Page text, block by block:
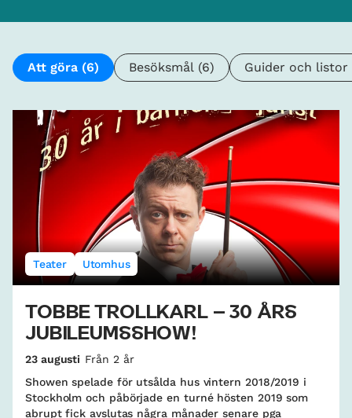
Att göra (6) Besöksmål (6) Guider och listor
Teater Utomhus
TOBBE TROLLKARL – 30 ÅRS
JUBILEUMSSHOW!
23 augusti Från 2 år
Showen spelade för utsålda hus vintern 2018/2019 i
Stockholm och påbörjade en turné hösten 2019 som
abrupt fick avslutas några månader senare pga